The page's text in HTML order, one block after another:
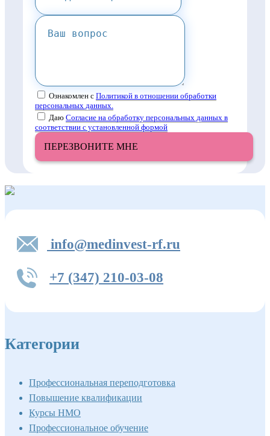
Ознакомлен с Политикой в отношении обработки
персональных данных.
Даю Согласие на обработку персональных данных в
соответствии с установленной формой
ПЕРЕЗВОНИТЕ МНЕ
info@medinvest-rf.ru
+7 (347) 210-03-08
Категории
Профессиональная переподготовка
Повышение квалификации
Курсы НМО
Профессиональное обучение